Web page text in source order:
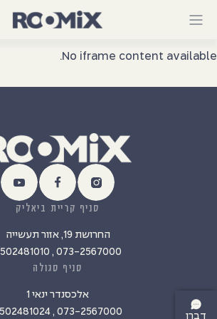
No iframe content available.
סניף קריית ביאליק
החרושת 19, אזור תעשייה
073-2567000 , 0502481010
סניף סגולה
אלכסנדר ינאי 1
073-2567000 , 0502481024
דברו